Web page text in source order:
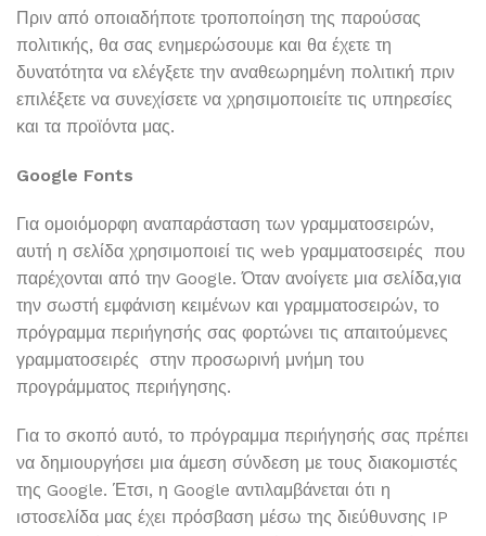
Πριν από οποιαδήποτε τροποποίηση της παρούσας
πολιτικής, θα σας ενημερώσουμε και θα έχετε τη
δυνατότητα να ελέγξετε την αναθεωρημένη πολιτική πριν
επιλέξετε να συνεχίσετε να χρησιμοποιείτε τις υπηρεσίες
και τα προϊόντα μας.
Google Fonts
Για ομοιόμορφη αναπαράσταση των γραμματοσειρών,
αυτή η σελίδα χρησιμοποιεί τις web γραμματοσειρές που
παρέχονται από την Google. Όταν ανοίγετε μια σελίδα,για
την σωστή εμφάνιση κειμένων και γραμματοσειρών, το
πρόγραμμα περιήγησής σας φορτώνει τις απαιτούμενες
γραμματοσειρές στην προσωρινή μνήμη του
προγράμματος περιήγησης.
Για το σκοπό αυτό, το πρόγραμμα περιήγησής σας πρέπει
να δημιουργήσει μια άμεση σύνδεση με τους διακομιστές
της Google. Έτσι, η Google αντιλαμβάνεται ότι η
ιστοσελίδα μας έχει πρόσβαση μέσω της διεύθυνσης IP